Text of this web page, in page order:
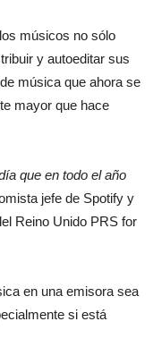
músicos no sólo
y autoeditar sus
música que ahora se
mayor que hace
que en todo el año
jefe de Spotify y
Reino Unido PRS for
en una emisora sea
si está